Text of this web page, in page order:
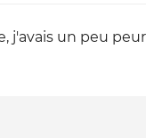
j'avais un peu